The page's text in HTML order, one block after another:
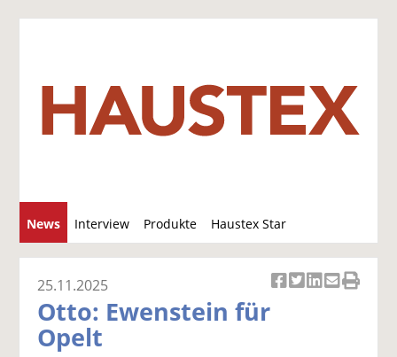
News Interview Produkte Haustex Star
u
c
25.11.2025
Otto: Ewenstein für
Opelt